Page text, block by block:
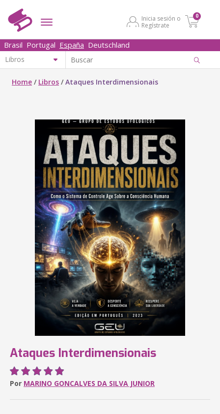
Inicia sesión o
Regístrate
0
Brasil Portugal España Deutschland
Home / Libros /Ataques Interdimensionais
Ataques Interdimensionais
Por MARINO GONCALVES DA SILVA JUNIOR